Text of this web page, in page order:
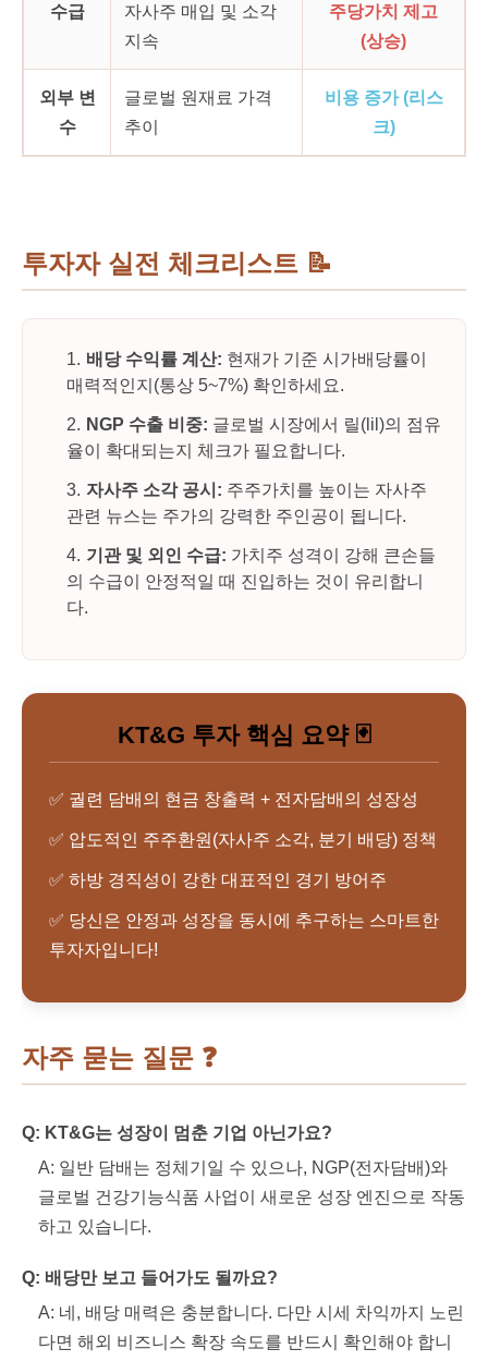
수급
자사주 매입 및 소각
지속
주당가치 제고
(상승)
외부 변
수
글로벌 원재료 가격
추이
비용 증가 (리스
크)
투자자 실전 체크리스트 📝
배당 수익률 계산: 현재가 기준 시가배당률이
매력적인지(통상 5~7%) 확인하세요.
NGP 수출 비중: 글로벌 시장에서 릴(lil)의 점유
율이 확대되는지 체크가 필요합니다.
자사주 소각 공시: 주주가치를 높이는 자사주
관련 뉴스는 주가의 강력한 주인공이 됩니다.
기관 및 외인 수급: 가치주 성격이 강해 큰손들
의 수급이 안정적일 때 진입하는 것이 유리합니
다.
KT&G 투자 핵심 요약 🃏
✅ 궐련 담배의 현금 창출력 + 전자담배의 성장성
✅ 압도적인 주주환원(자사주 소각, 분기 배당) 정책
✅ 하방 경직성이 강한 대표적인 경기 방어주
✅ 당신은 안정과 성장을 동시에 추구하는 스마트한
투자자입니다!
자주 묻는 질문 ❓
Q: KT&G는 성장이 멈춘 기업 아닌가요?
A: 일반 담배는 정체기일 수 있으나, NGP(전자담배)와
글로벌 건강기능식품 사업이 새로운 성장 엔진으로 작동
하고 있습니다.
Q: 배당만 보고 들어가도 될까요?
A: 네, 배당 매력은 충분합니다. 다만 시세 차익까지 노린
다면 해외 비즈니스 확장 속도를 반드시 확인해야 합니